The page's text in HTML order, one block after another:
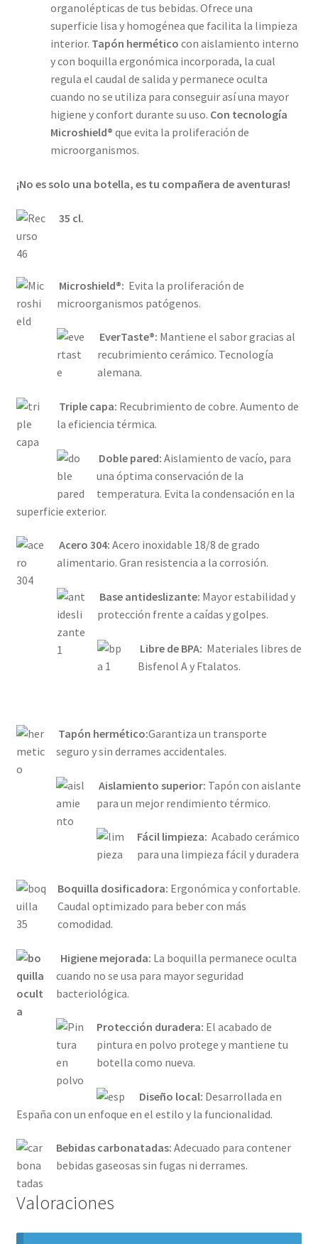
organolépticas de tus bebidas. Ofrece una
superficie lisa y homogénea que facilita la limpieza
interior. Tapón hermético con aislamiento interno
y con boquilla ergonómica incorporada, la cual
regula el caudal de salida y permanece oculta
cuando no se utiliza para conseguir así una mayor
higiene y confort durante su uso. Con tecnología
Microshield® que evita la proliferación de
microorganismos.
¡No es solo una botella, es tu compañera de aventuras!
35 cl.
Microshield®: Evita la proliferación de
microorganismos patógenos.
EverTaste®: Mantiene el sabor gracias al
recubrimiento cerámico. Tecnología
alemana.
Triple capa: Recubrimiento de cobre. Aumento de
la eficiencia térmica.
Doble pared: Aislamiento de vacío, para
una óptima conservación de la
temperatura. Evita la condensación en la
superficie exterior.
Acero 304: Acero inoxidable 18/8 de grado
alimentario. Gran resistencia a la corrosión.
Base antideslizante: Mayor estabilidad y
protección frente a caídas y golpes.
Libre de BPA: Materiales libres de
Bisfenol A y Ftalatos.
Tapón hermético:Garantiza un transporte
seguro y sin derrames accidentales.
Aislamiento superior: Tapón con aislante
para un mejor rendimiento térmico.
Fácil limpieza: Acabado cerámico
para una limpieza fácil y duradera
Boquilla dosificadora: Ergonómica y confortable.
Caudal optimizado para beber con más
comodidad.
Higiene mejorada: La boquilla permanece oculta
cuando no se usa para mayor seguridad
bacteriológica.
Protección duradera: El acabado de
pintura en polvo protege y mantiene tu
botella como nueva.
Diseño local: Desarrollada en
España con un enfoque en el estilo y la funcionalidad.
Bebidas carbonatadas: Adecuado para contener
bebidas gaseosas sin fugas ni derrames.
Valoraciones